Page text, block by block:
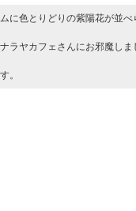
に色とりどりの紫陽花が並べ
ラヤカフェさんにお邪魔しま
。